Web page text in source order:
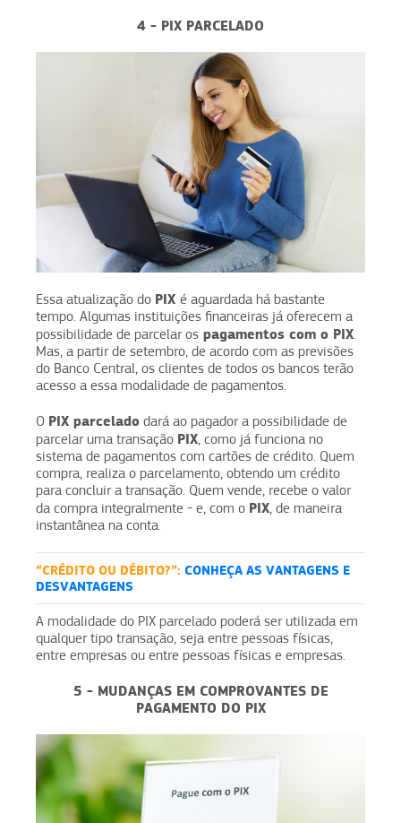
4 - PIX PARCELADO
Essa atualização do PIX é aguardada há bastante
tempo. Algumas instituições financeiras já oferecem a
possibilidade de parcelar os pagamentos com o PIX.
Mas, a partir de setembro, de acordo com as previsões
do Banco Central, os clientes de todos os bancos terão
acesso a essa modalidade de pagamentos.
O PIX parcelado dará ao pagador a possibilidade de
parcelar uma transação PIX, como já funciona no
sistema de pagamentos com cartões de crédito. Quem
compra, realiza o parcelamento, obtendo um crédito
para concluir a transação. Quem vende, recebe o valor
da compra integralmente - e, com o PIX, de maneira
instantânea na conta.
“CRÉDITO OU DÉBITO?”: CONHEÇA AS VANTAGENS E
DESVANTAGENS
A modalidade do PIX parcelado poderá ser utilizada em
qualquer tipo transação, seja entre pessoas físicas,
entre empresas ou entre pessoas físicas e empresas.
5 - MUDANÇAS EM COMPROVANTES DE
PAGAMENTO DO PIX